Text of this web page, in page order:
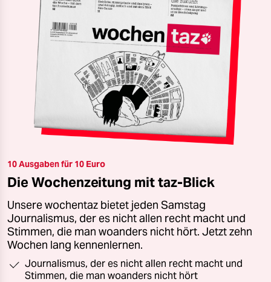
10 Ausgaben für 10 Euro
Die Wochenzeitung mit taz-Blick
Unsere wochentaz bietet jeden Samstag
Journalismus, der es nicht allen recht macht und
Stimmen, die man woanders nicht hört. Jetzt zehn
Wochen lang kennenlernen.
Journalismus, der es nicht allen recht macht und
Stimmen, die man woanders nicht hört